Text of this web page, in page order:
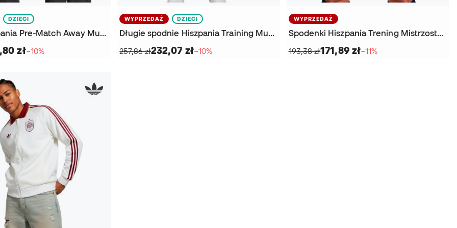
DZIECI
Kurtka Hiszpania Pre-Match Away Mundial 2026 Dziecięca
zł−10%
WYPRZEDAŻ DZIECI
Długie spodnie Hiszpania Training Mundial 2026 Dziecko
257,86 zł232,07 zł−10%
WYPRZEDAŻ
Spodenki Hiszpania Trening Mistrzostwa Świata 2026
193,38 zł171,89 zł−11%